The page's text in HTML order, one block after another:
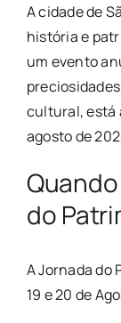
A cidade de
história e
um evento
cultural, está
agosto de
do
A Jornada do
19 e 20 de